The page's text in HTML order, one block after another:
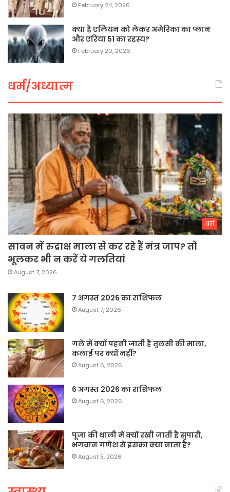
February 24, 2026
क्या है एलियन को लेकर अमेरिका का प्लान
और एरिया 51 का रहस्य?
February 20, 2026
धर्म/अध्यात्म
धर्म
सावन में रुद्राक्ष माला से कर रहे हैं मंत्र जाप? तो
भूलकर भी न करें ये गलतियां
August 7, 2026
7 अगस्त 2026 का राशिफल
August 7, 2026
गले में क्यों पहनी जाती है तुलसी की माला,
कलाई पर क्यों नहीं?
August 6, 2026
6 अगस्त 2026 का राशिफल
August 6, 2026
पूजा की थाली में क्यों रखी जाती है सुपारी,
भगवान गणेश से इसका क्या नाता है?
August 5, 2026